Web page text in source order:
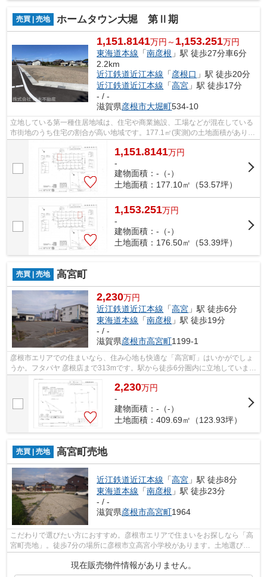
売買 | 売地 ホームタウン大堀 第Ⅱ期
1,151.8141万円～ 1,153.251万円
東海道本線 「南彦根 」駅 徒歩27分車6分
2.2km
近江鉄道近江本線 「彦根口 」駅 徒歩20分
近江鉄道近江本線 「高宮 」駅 徒歩17分
- / -
滋賀県彦根市大堀町534-10
立地している第一種住居地域は、住宅や商業施設、工場などが混在している
市街地のうち住宅の割合が高い地域です。177.1㎡(実測)の土地面積がありま
す。経済面での圧迫が相場より低く、...
1,151.8141万円
-
建物面積：-（-）
土地面積：177.10㎡（53.57坪）
1,153.251万円
-
建物面積：-（-）
土地面積：176.50㎡（53.39坪）
売買 | 売地 高宮町
2,230万円
近江鉄道近江本線 「高宮 」駅 徒歩6分
東海道本線 「南彦根 」駅 徒歩19分
- / -
滋賀県彦根市高宮町1199-1
彦根市エリアでの住まいなら、住み心地も快適な「高宮町」はいかがでしょ
うか。フタバヤ 彦根店まで313mです。駅から徒歩6分圏内に立地していま
す。株式会社 橋本不動産がオススメする...
2,230万円
-
建物面積：-（-）
土地面積：409.69㎡（123.93坪）
売買 | 売地 高宮町売地
近江鉄道近江本線 「高宮 」駅 徒歩8分
東海道本線 「南彦根 」駅 徒歩23分
- / -
滋賀県彦根市高宮町1964
こだわりで選びたい方におすすめ。彦根市エリアで住まいをお探しなら「高
宮町売地」。徒歩7分の場所に彦根市立高宮小学校があります。土地選びを
彦根市エリアで始めるなら、当社一押し...
現在販売物件情報がありません。